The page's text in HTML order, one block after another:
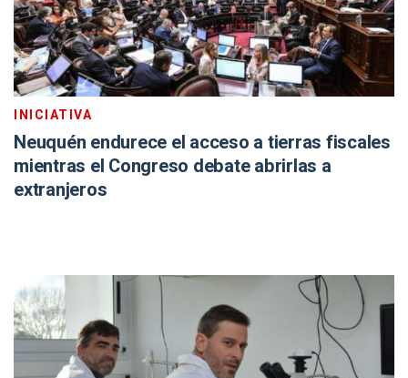
INICIATIVA
Neuquén endurece el acceso a tierras fiscales
mientras el Congreso debate abrirlas a
extranjeros